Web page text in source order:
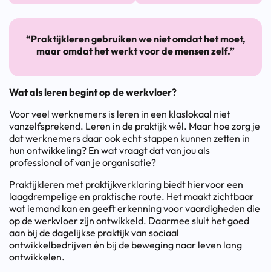
“Praktijkleren gebruiken we niet omdat het moet,
maar omdat het werkt voor de mensen zelf.”
Wat als leren begint op de werkvloer?
Voor veel werknemers is leren in een klaslokaal niet
vanzelfsprekend. Leren in de praktijk wél. Maar hoe zorg je
dat werknemers daar ook echt stappen kunnen zetten in
hun ontwikkeling? En wat vraagt dat van jou als
professional of van je organisatie?
Praktijkleren met praktijkverklaring biedt hiervoor een
laagdrempelige en praktische route. Het maakt zichtbaar
wat iemand kan en geeft erkenning voor vaardigheden die
op de werkvloer zijn ontwikkeld. Daarmee sluit het goed
aan bij de dagelijkse praktijk van sociaal
ontwikkelbedrijven én bij de beweging naar leven lang
ontwikkelen.